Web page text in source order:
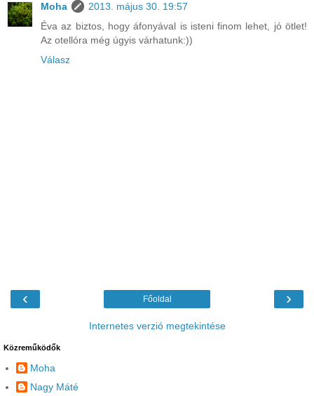
Moha
2013. május 30. 19:57
Éva az biztos, hogy áfonyával is isteni finom lehet, jó ötlet!
Az otellóra még úgyis várhatunk:))
Válasz
‹ ›
Főoldal
Internetes verzió megtekintése
Közreműködők
Moha
Nagy Máté